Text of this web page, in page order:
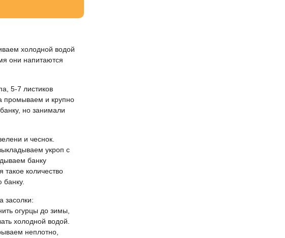
холодной водой
они напитаются
5-7 листиков
промываем и крупно
но занимали
и чеснок.
укроп с
банку
такое количество
банку.
засолки:
огурцы до зимы,
холодной водой.
неплотно,